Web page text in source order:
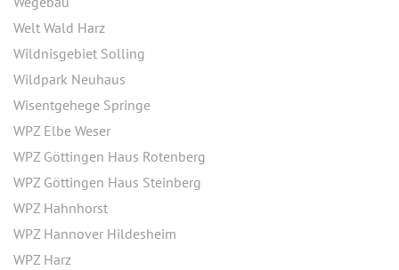
Welt Wald Harz
Wildnisgebiet Solling
Wildpark Neuhaus
Wisentgehege Springe
WPZ Elbe Weser
WPZ Göttingen Haus Rotenberg
WPZ Göttingen Haus Steinberg
WPZ Hahnhorst
WPZ Hannover Hildesheim
WPZ Harz